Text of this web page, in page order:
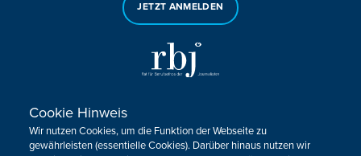
JETZT ANMELDEN
Sie haben noch Fragen oder Anmerkungen?
KONTAKTIEREN SIE UNS!
Cookie Hinweis
Wir nutzen Cookies, um die Funktion der Webseite zu
gewährleisten (essentielle Cookies). Darüber hinaus nutzen wir